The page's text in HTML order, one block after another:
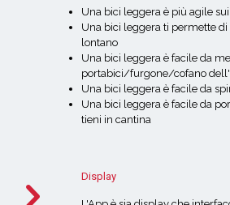
Una bici leggera è più agile
Una bici leggera ti permette
lontano
Una bici leggera è facile da
portabici/furgone/cofano
Una bici leggera è facile da
Una bici leggera è facile da
tieni in cantina
Display